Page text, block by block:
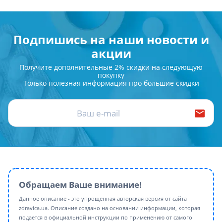
Подпишись на наши новости и
акции
Получите дополнительные 2% скидки на следующую
покупку
Только полезная информация про большие скидки
Обращаем Ваше внимание!
Данное описание - это упрощенная авторская версия от сайта
zdravica.ua. Описание создано на основании информации, которая
подается в официальной инструкции по применению от самого